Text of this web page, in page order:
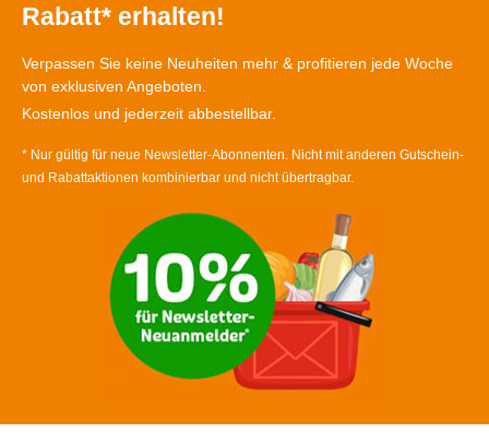
Rabatt* erhalten!
Verpassen Sie keine Neuheiten mehr & profitieren jede Woche
von exklusiven Angeboten.
Kostenlos und jederzeit abbestellbar.
* Nur gültig für neue Newsletter-Abonnenten. Nicht mit anderen Gutschein-
und Rabattaktionen kombinierbar und nicht übertragbar.